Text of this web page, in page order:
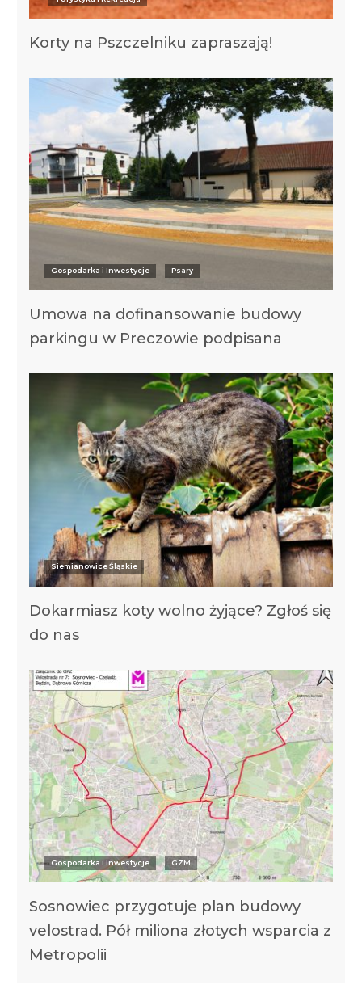
Korty na Pszczelniku zapraszają!
Gospodarka i Inwestycje Psary
Umowa na dofinansowanie budowy
parkingu w Preczowie podpisana
Siemianowice Śląskie
Dokarmiasz koty wolno żyjące? Zgłoś się
do nas
Gospodarka i Inwestycje GZM
Sosnowiec przygotuje plan budowy
velostrad. Pół miliona złotych wsparcia z
Metropolii